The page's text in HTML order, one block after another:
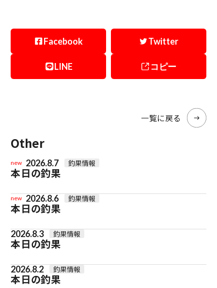
Facebook Twitter
LINE コピー
一覧に戻る
Other
new 2026.8.7 釣果情報
本日の釣果
new 2026.8.6 釣果情報
本日の釣果
2026.8.3 釣果情報
本日の釣果
2026.8.2 釣果情報
本日の釣果